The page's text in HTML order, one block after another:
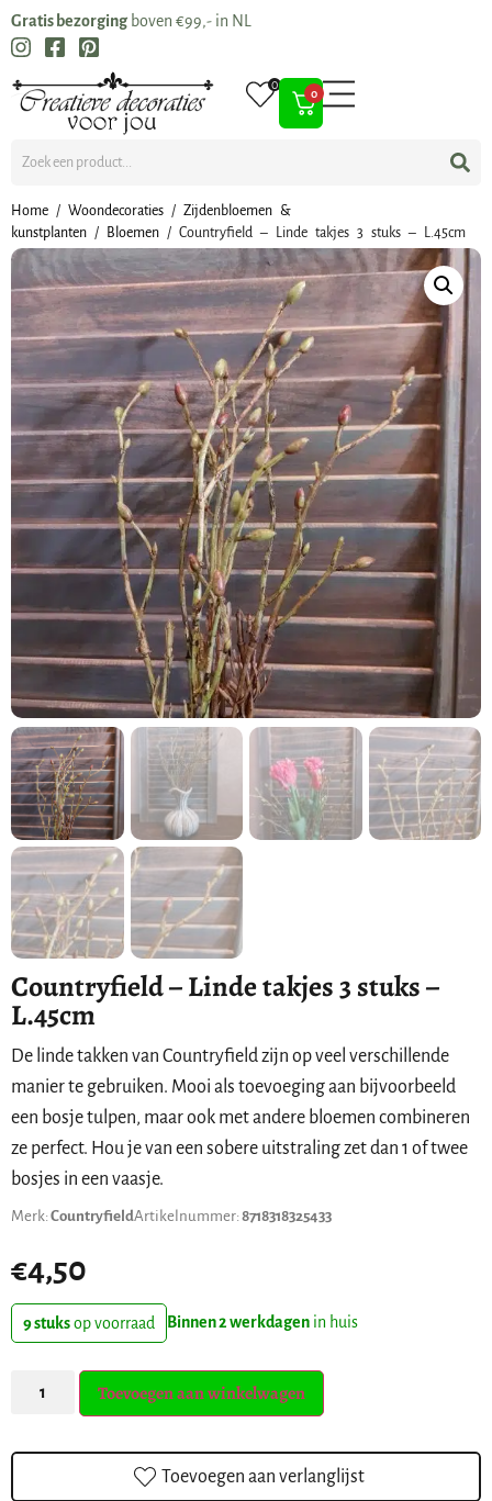
Gratis bezorging boven €99,- in NL
0
0
Home / Woondecoraties / Zijdenbloemen &
kunstplanten / Bloemen / Countryfield – Linde takjes 3 stuks – L.45cm
Countryfield – Linde takjes 3 stuks –
L.45cm
De linde takken van Countryfield zijn op veel verschillende
manier te gebruiken. Mooi als toevoeging aan bijvoorbeeld
een bosje tulpen, maar ook met andere bloemen combineren
ze perfect. Hou je van een sobere uitstraling zet dan 1 of twee
bosjes in een vaasje.
Merk: CountryfieldArtikelnummer: 8718318325433
€4,50
9 stuksop voorraad Binnen 2 werkdagen in huis
Toevoegen aan winkelwagen
Toevoegen aan verlanglijst